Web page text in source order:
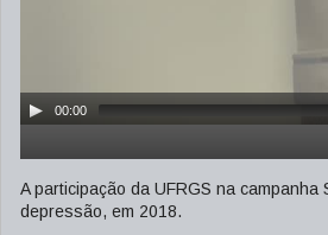
00:00
A participação da UFRGS na
depressão, em 2018.